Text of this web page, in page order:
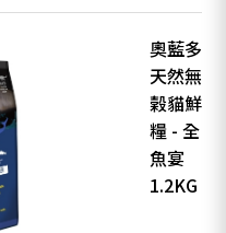
奧藍多
天然無
榖貓鮮
糧 - 全
魚宴
1.2KG